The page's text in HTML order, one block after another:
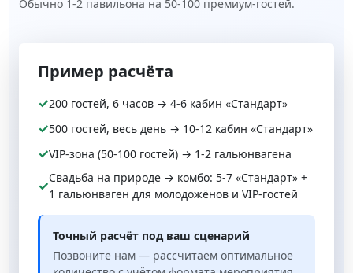
Обычно 1-2 павильона на 50-100 премиум-гостей.
Пример расчёта
✓200 гостей, 6 часов → 4-6 кабин «Стандарт»
✓500 гостей, весь день → 10-12 кабин «Стандарт»
✓VIP-зона (50-100 гостей) → 1-2 гальюнвагена
✓Свадьба на природе → комбо: 5-7 «Стандарт» +
1 гальюнваген для молодожёнов и VIP-гостей
Точный расчёт под ваш сценарий
Позвоните нам — рассчитаем оптимальное